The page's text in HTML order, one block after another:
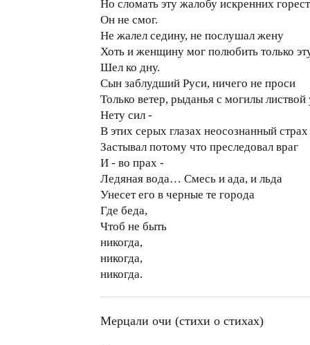
Но сломать эту жалобу искренних
Он не смог.
Не жалел седину, не послушал жену
Хоть и женщину мог полюбить только
Шел ко дну.
Сын заблудший Руси, ничего не проси
Только ветер, рыданья с могилы листвой
Нету сил -
В этих серых глазах неосознанный страх
Застывал потому что преследовал враг
И - во прах -
Ледяная вода… Смесь и ада, и льда
Унесет его в черные те города
Где беда,
Чтоб не быть
никогда,
никогда,
никогда.
Мерцали очи (стихи о стихах)